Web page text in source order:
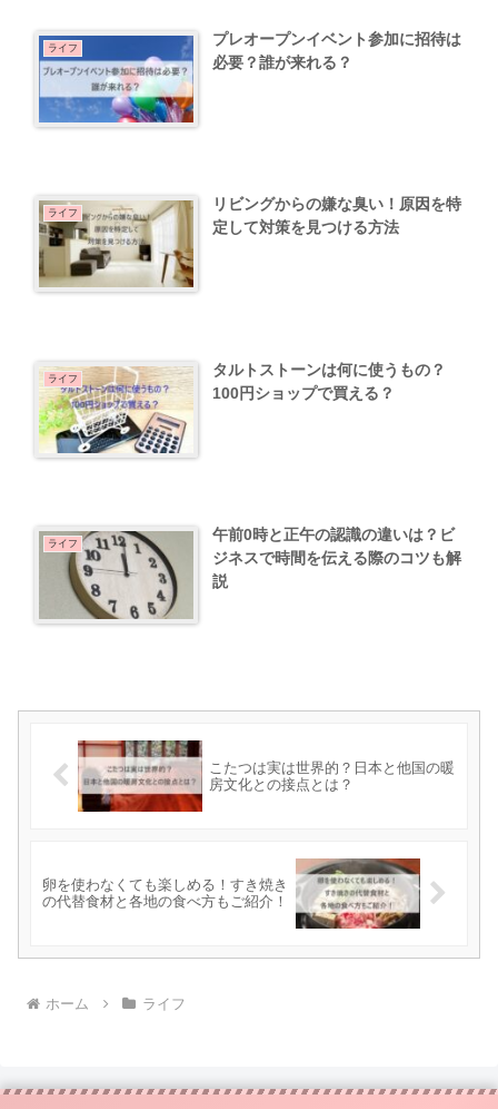
ライフ
プレオープンイベント参加に招待は
必要？誰が来れる？
ライフ
リビングからの嫌な臭い！原因を特
定して対策を見つける方法
ライフ
タルトストーンは何に使うもの？
100円ショップで買える？
ライフ
午前0時と正午の認識の違いは？ビ
ジネスで時間を伝える際のコツも解
説
こたつは実は世界的？日本と他国の暖
房文化との接点とは？
卵を使わなくても楽しめる！すき焼き
の代替食材と各地の食べ方もご紹介！
ホーム ライフ